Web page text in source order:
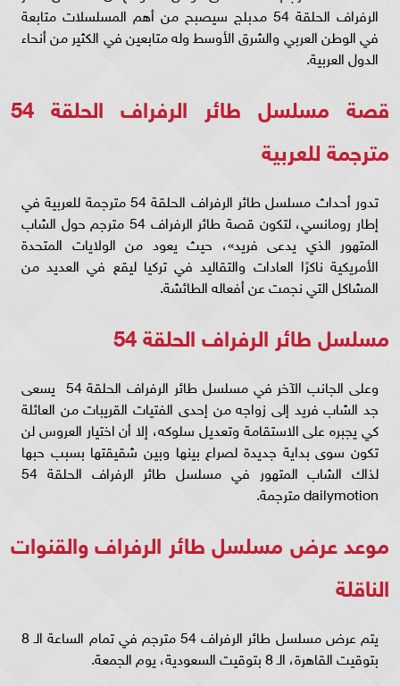
الرفراف الحلقة 54 مدبلج سيصبح من أهم المسلسلات متابعة
في الوطن العربي والشرق الأوسط وله متابعين في الكثير من أنحاء
الدول العربية.
قصة مسلسل طائر الرفراف الحلقة 54
مترجمة للعربية
تدور أحداث مسلسل طائر الرفراف الحلقة 54 مترجمة للعربية في
إطار رومانسي، لتكون قصة طائر الرفراف 54 مترجم حول الشاب
المتهور الذي يدعى فريد»، حيث يعود من الولايات المتحدة
الأمريكية ناكرًا العادات والتقاليد في تركيا ليقع في العديد من
المشاكل التي نجمت عن أفعاله الطائشة.
مسلسل طائر الرفراف الحلقة 54
وعلى الجانب الآخر في مسلسل طائر الرفراف الحلقة 54 يسعى
جد الشاب فريد إلى زواجه من إحدى الفتيات القريبات من العائلة
كي يجبره على الاستقامة وتعديل سلوكه، إلا أن اختيار العروس لن
تكون سوى بداية جديدة لصراع بينها وبين شقيقتها بسبب حبها
لذاك الشاب المتهور في مسلسل طائر الرفراف الحلقة 54
dailymotion مترجمة.
موعد عرض مسلسل طائر الرفراف والقنوات
الناقلة
يتم عرض مسلسل طائر الرفراف 54 مترجم في تمام الساعة الـ 8
بتوقيت القاهرة، الـ 8 بتوقيت السعودية، يوم الجمعة.